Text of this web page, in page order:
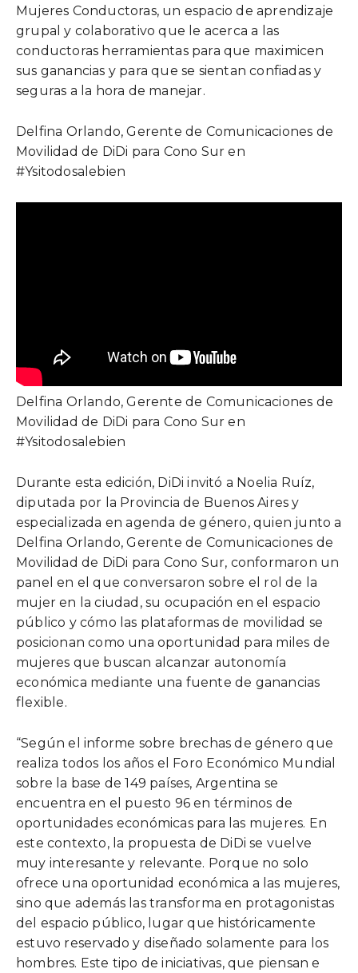
Mujeres Conductoras, un espacio de aprendizaje
grupal y colaborativo que le acerca a las
conductoras herramientas para que maximicen
sus ganancias y para que se sientan confiadas y
seguras a la hora de manejar.
Delfina Orlando, Gerente de Comunicaciones de
Movilidad de DiDi para Cono Sur en
#Ysitodosalebien
Delfina Orlando, Gerente de Comunicaciones de
Movilidad de DiDi para Cono Sur en
#Ysitodosalebien
Durante esta edición, DiDi invitó a Noelia Ruíz,
diputada por la Provincia de Buenos Aires y
especializada en agenda de género, quien junto a
Delfina Orlando, Gerente de Comunicaciones de
Movilidad de DiDi para Cono Sur, conformaron un
panel en el que conversaron sobre el rol de la
mujer en la ciudad, su ocupación en el espacio
público y cómo las plataformas de movilidad se
posicionan como una oportunidad para miles de
mujeres que buscan alcanzar autonomía
económica mediante una fuente de ganancias
flexible.
“Según el informe sobre brechas de género que
realiza todos los años el Foro Económico Mundial
sobre la base de 149 países, Argentina se
encuentra en el puesto 96 en términos de
oportunidades económicas para las mujeres. En
este contexto, la propuesta de DiDi se vuelve
muy interesante y relevante. Porque no solo
ofrece una oportunidad económica a las mujeres,
sino que además las transforma en protagonistas
del espacio público, lugar que históricamente
estuvo reservado y diseñado solamente para los
hombres. Este tipo de iniciativas, que piensan e